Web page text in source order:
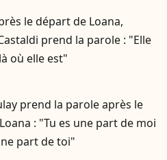
le départ de Loana,
prend la parole : "Elle
où elle est"
prend la parole après le
: "Tu es une part de moi
part de toi"